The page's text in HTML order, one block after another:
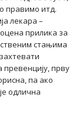
правимо итд.
лекара –
прилика за
стањима
прву
па ако
одлична